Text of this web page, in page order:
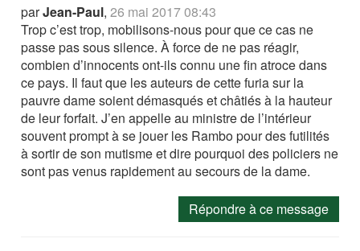
parJean-Paul,26 mai 2017 08:43
Trop c’est trop, mobilisons-nous pour que ce cas ne
passe pas sous silence. À force de ne pas réagir,
combien d’innocents ont-ils connu une fin atroce dans
ce pays. Il faut que les auteurs de cette furia sur la
pauvre dame soient démasqués et châtiés à la hauteur
de leur forfait. J’en appelle au ministre de l’intérieur
souvent prompt à se jouer les Rambo pour des futilités
à sortir de son mutisme et dire pourquoi des policiers ne
sont pas venus rapidement au secours de la dame.
Répondre à ce message